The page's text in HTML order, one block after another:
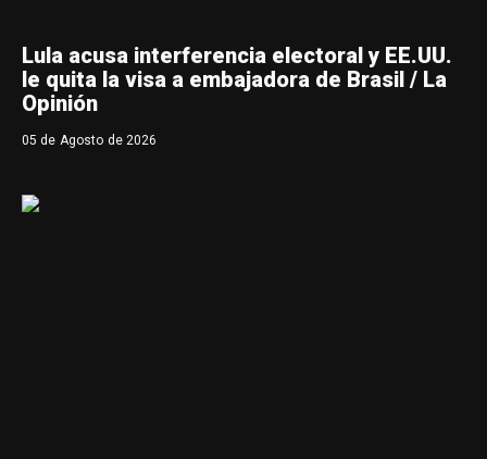
Lula acusa interferencia electoral y EE.UU.
le quita la visa a embajadora de Brasil / La
Opinión
05 de Agosto de 2026